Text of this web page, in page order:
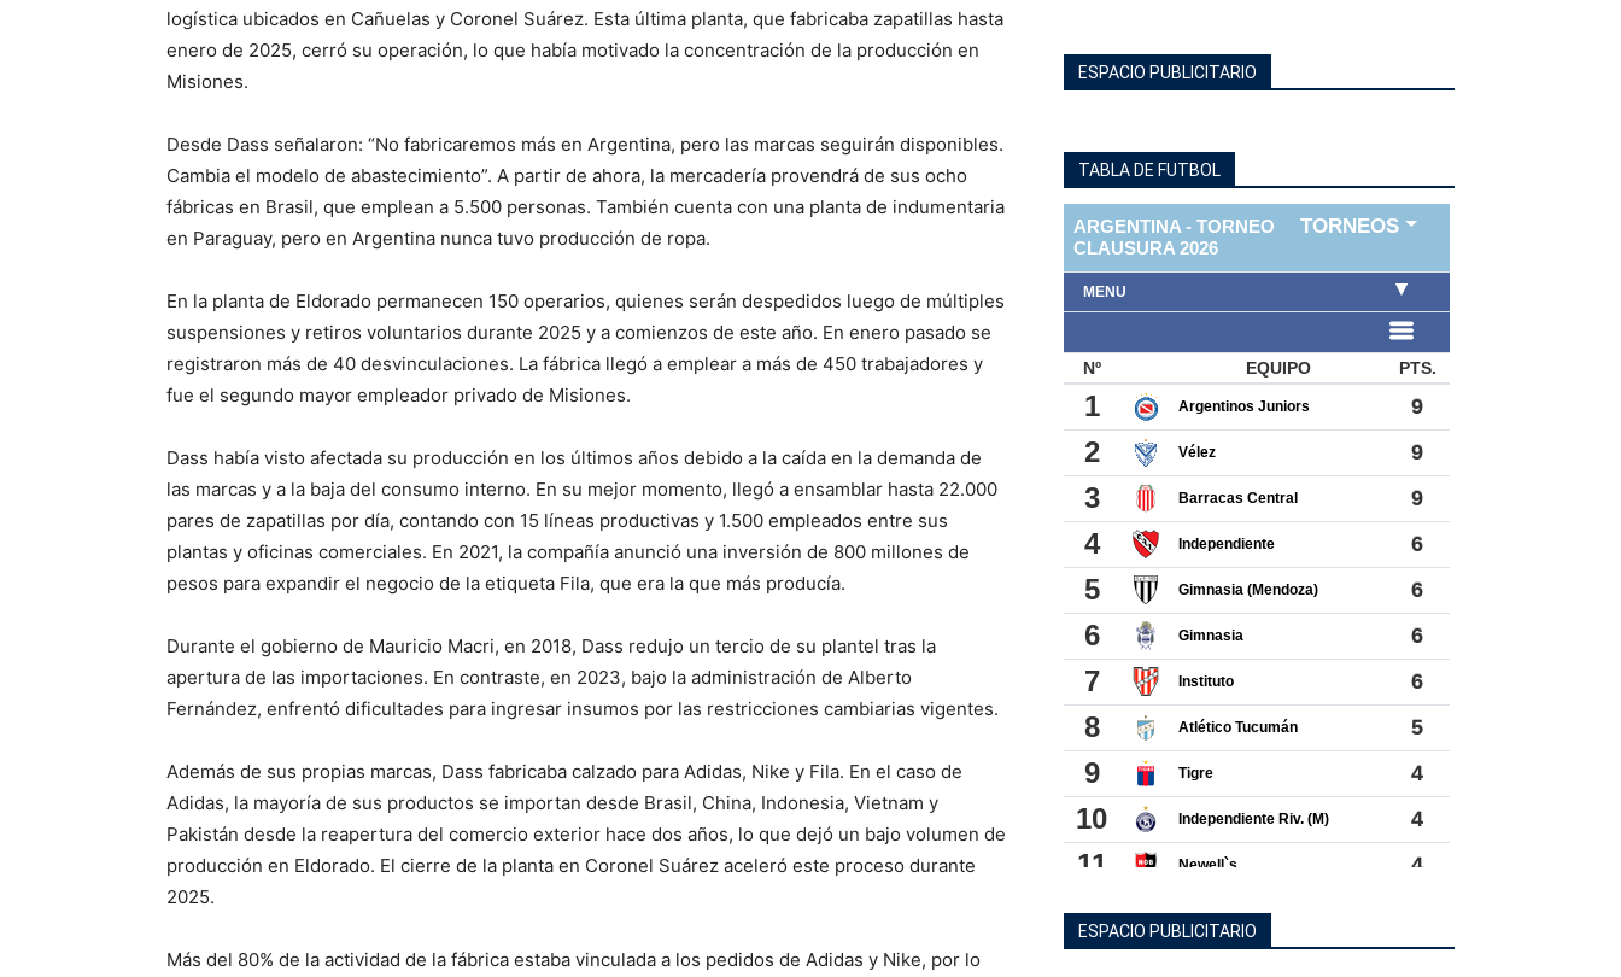
logística ubicados en Cañuelas y Coronel Suárez. Esta última planta, que fabricaba zapatillas hasta
enero de 2025, cerró su operación, lo que había motivado la concentración de la producción en
Misiones.
Desde Dass señalaron: “No fabricaremos más en Argentina, pero las marcas seguirán disponibles.
Cambia el modelo de abastecimiento”. A partir de ahora, la mercadería provendrá de sus ocho
fábricas en Brasil, que emplean a 5.500 personas. También cuenta con una planta de indumentaria
en Paraguay, pero en Argentina nunca tuvo producción de ropa.
En la planta de Eldorado permanecen 150 operarios, quienes serán despedidos luego de múltiples
suspensiones y retiros voluntarios durante 2025 y a comienzos de este año. En enero pasado se
registraron más de 40 desvinculaciones. La fábrica llegó a emplear a más de 450 trabajadores y
fue el segundo mayor empleador privado de Misiones.
Dass había visto afectada su producción en los últimos años debido a la caída en la demanda de
las marcas y a la baja del consumo interno. En su mejor momento, llegó a ensamblar hasta 22.000
pares de zapatillas por día, contando con 15 líneas productivas y 1.500 empleados entre sus
plantas y oficinas comerciales. En 2021, la compañía anunció una inversión de 800 millones de
pesos para expandir el negocio de la etiqueta Fila, que era la que más producía.
Durante el gobierno de Mauricio Macri, en 2018, Dass redujo un tercio de su plantel tras la
apertura de las importaciones. En contraste, en 2023, bajo la administración de Alberto
Fernández, enfrentó dificultades para ingresar insumos por las restricciones cambiarias vigentes.
Además de sus propias marcas, Dass fabricaba calzado para Adidas, Nike y Fila. En el caso de
Adidas, la mayoría de sus productos se importan desde Brasil, China, Indonesia, Vietnam y
Pakistán desde la reapertura del comercio exterior hace dos años, lo que dejó un bajo volumen de
producción en Eldorado. El cierre de la planta en Coronel Suárez aceleró este proceso durante
2025.
Más del 80% de la actividad de la fábrica estaba vinculada a los pedidos de Adidas y Nike, por lo
ESPACIO PUBLICITARIO
TABLA DE FUTBOL
ESPACIO PUBLICITARIO